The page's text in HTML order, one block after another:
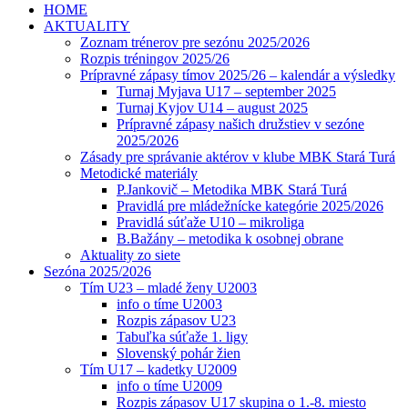
HOME
AKTUALITY
Zoznam trénerov pre sezónu 2025/2026
Rozpis tréningov 2025/26
Prípravné zápasy tímov 2025/26 – kalendár a výsledky
Turnaj Myjava U17 – september 2025
Turnaj Kyjov U14 – august 2025
Prípravné zápasy našich družstiev v sezóne
2025/2026
Zásady pre správanie aktérov v klube MBK Stará Turá
Metodické materiály
P.Jankovič – Metodika MBK Stará Turá
Pravidlá pre mládežnícke kategórie 2025/2026
Pravidlá súťaže U10 – mikroliga
B.Bažány – metodika k osobnej obrane
Aktuality zo siete
Sezóna 2025/2026
Tím U23 – mladé ženy U2003
info o tíme U2003
Rozpis zápasov U23
Tabuľka súťaže 1. ligy
Slovenský pohár žien
Tím U17 – kadetky U2009
info o tíme U2009
Rozpis zápasov U17 skupina o 1.-8. miesto